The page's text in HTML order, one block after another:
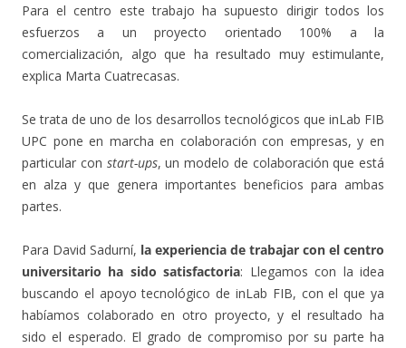
Para el centro este trabajo ha supuesto dirigir todos los
esfuerzos a un proyecto orientado 100% a la
comercialización, algo que ha resultado muy estimulante,
explica Marta Cuatrecasas.
Se trata de uno de los desarrollos tecnológicos que inLab FIB
UPC pone en marcha en colaboración con empresas, y en
particular con start-ups, un modelo de colaboración que está
en alza y que genera importantes beneficios para ambas
partes.
Para David Sadurní, la experiencia de trabajar con el centro
universitario ha sido satisfactoria: Llegamos con la idea
buscando el apoyo tecnológico de inLab FIB, con el que ya
habíamos colaborado en otro proyecto, y el resultado ha
sido el esperado. El grado de compromiso por su parte ha